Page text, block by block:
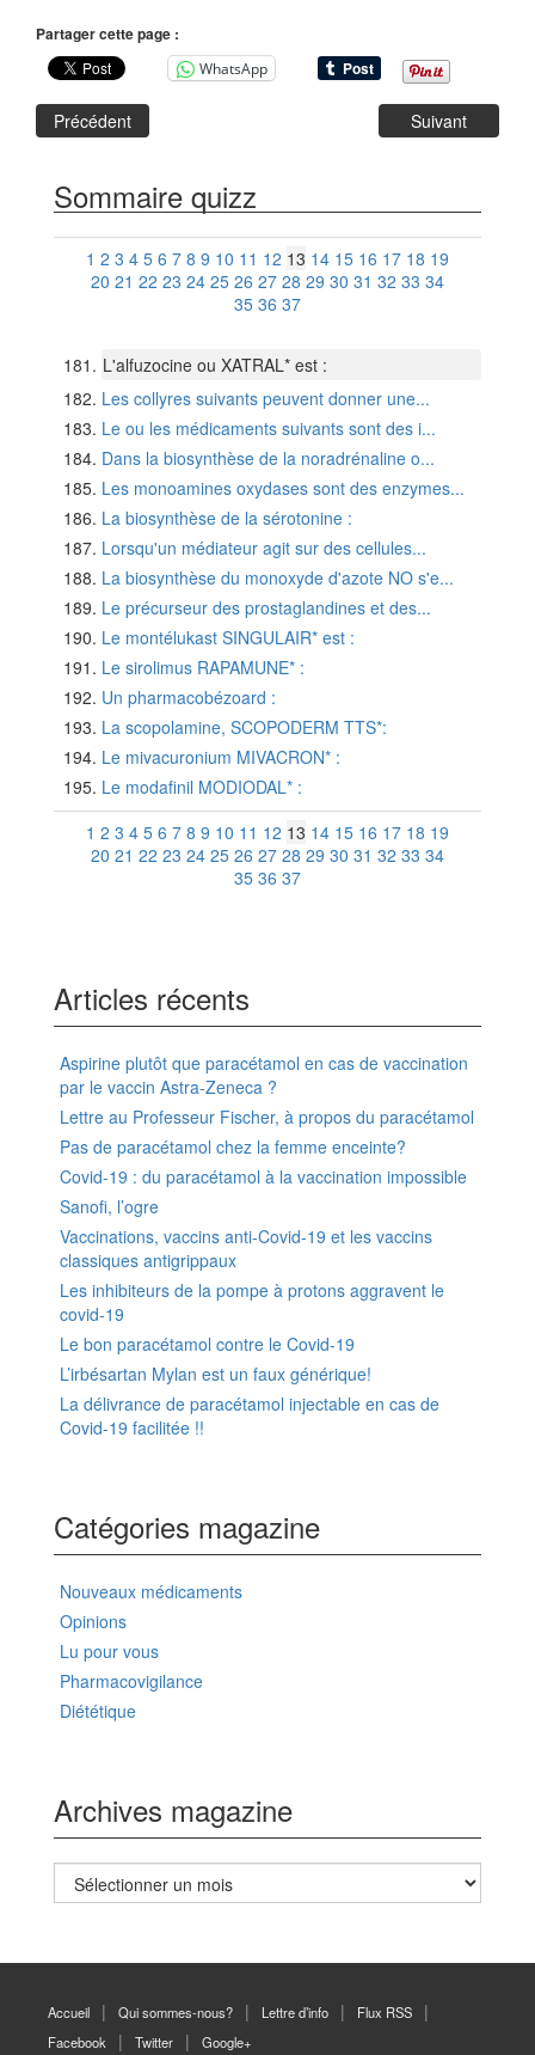
Partager cette page :
WhatsApp
Précédent Suivant
Sommaire quizz
1 2 3 4 5 6 7 8 9 10 11 12 13 14 15 16 17 18 19
20 21 22 23 24 25 26 27 28 29 30 31 32 33 34
35 36 37
L'alfuzocine ou XATRAL* est :
Les collyres suivants peuvent donner une...
Le ou les médicaments suivants sont des i...
Dans la biosynthèse de la noradrénaline o...
Les monoamines oxydases sont des enzymes...
La biosynthèse de la sérotonine :
Lorsqu'un médiateur agit sur des cellules...
La biosynthèse du monoxyde d'azote NO s'e...
Le précurseur des prostaglandines et des...
Le montélukast SINGULAIR* est :
Le sirolimus RAPAMUNE* :
Un pharmacobézoard :
La scopolamine, SCOPODERM TTS*:
Le mivacuronium MIVACRON* :
Le modafinil MODIODAL* :
1 2 3 4 5 6 7 8 9 10 11 12 13 14 15 16 17 18 19
20 21 22 23 24 25 26 27 28 29 30 31 32 33 34
35 36 37
Articles récents
Aspirine plutôt que paracétamol en cas de vaccination
par le vaccin Astra-Zeneca ?
Lettre au Professeur Fischer, à propos du paracétamol
Pas de paracétamol chez la femme enceinte?
Covid-19 : du paracétamol à la vaccination impossible
Sanofi, l’ogre
Vaccinations, vaccins anti-Covid-19 et les vaccins
classiques antigrippaux
Les inhibiteurs de la pompe à protons aggravent le
covid-19
Le bon paracétamol contre le Covid-19
L’irbésartan Mylan est un faux générique!
La délivrance de paracétamol injectable en cas de
Covid-19 facilitée !!
Catégories magazine
Nouveaux médicaments
Opinions
Lu pour vous
Pharmacovigilance
Diététique
Archives magazine
Archives
magazine
Accueil Qui sommes-nous? Lettre d’info
Flux RSS
Facebook
Twitter Google+